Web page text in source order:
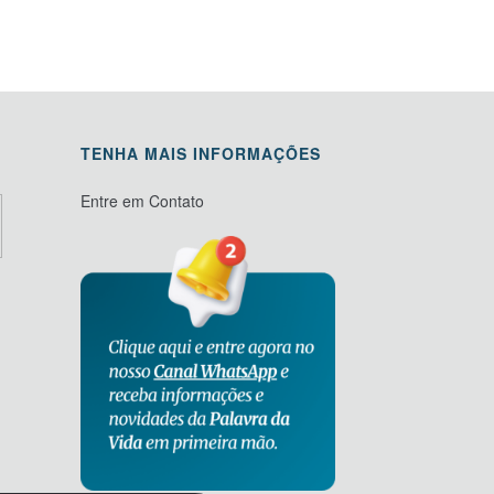
TENHA MAIS INFORMAÇÕES
Entre em Contato